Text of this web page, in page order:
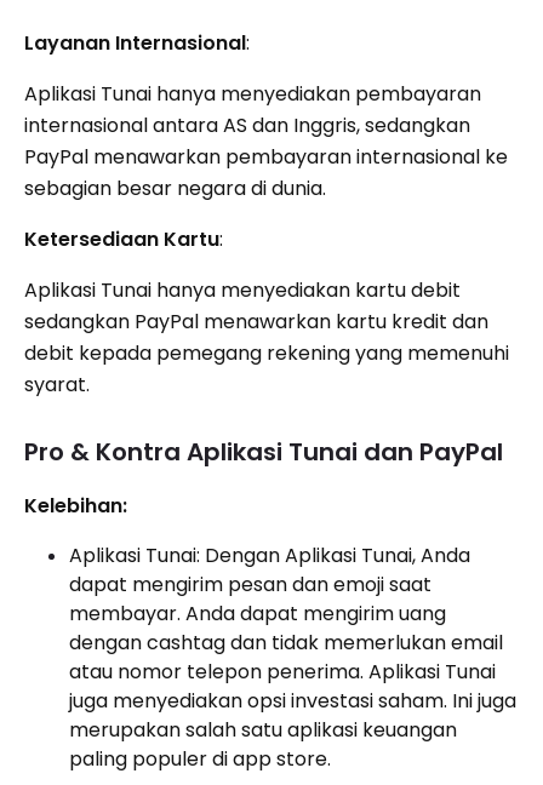
Layanan Internasional:
Aplikasi Tunai hanya menyediakan pembayaran
internasional antara AS dan Inggris, sedangkan
PayPal menawarkan pembayaran internasional ke
sebagian besar negara di dunia.
Ketersediaan Kartu:
Aplikasi Tunai hanya menyediakan kartu debit
sedangkan PayPal menawarkan kartu kredit dan
debit kepada pemegang rekening yang memenuhi
syarat.
Pro & Kontra Aplikasi Tunai dan PayPal
Kelebihan:
Aplikasi Tunai: Dengan Aplikasi Tunai, Anda
dapat mengirim pesan dan emoji saat
membayar. Anda dapat mengirim uang
dengan cashtag dan tidak memerlukan email
atau nomor telepon penerima. Aplikasi Tunai
juga menyediakan opsi investasi saham. Ini juga
merupakan salah satu aplikasi keuangan
paling populer di app store.